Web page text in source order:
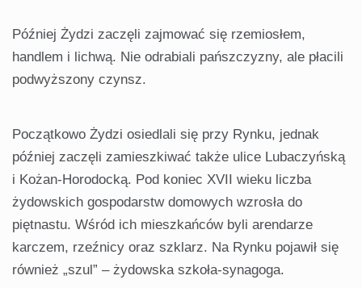
Później Żydzi zaczęli zajmować się rzemiosłem,
handlem i lichwą. Nie odrabiali pańszczyzny, ale płacili
podwyższony czynsz.
Początkowo Żydzi osiedlali się przy Rynku, jednak
później zaczęli zamieszkiwać także ulice Lubaczyńską
i Kożan-Horodocką. Pod koniec XVII wieku liczba
żydowskich gospodarstw domowych wzrosła do
piętnastu. Wśród ich mieszkańców byli arendarze
karczem, rzeźnicy oraz szklarz. Na Rynku pojawił się
również „szul” – żydowska szkoła-synagoga.